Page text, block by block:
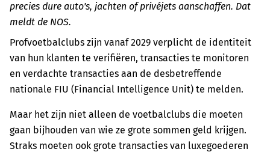
precies dure auto's, jachten of privéjets aanschaffen. Dat
meldt de NOS.
Profvoetbalclubs zijn vanaf 2029 verplicht de identiteit
van hun klanten te verifiëren, transacties te monitoren
en verdachte transacties aan de desbetreffende
nationale FIU (Financial Intelligence Unit) te melden.
Maar het zijn niet alleen de voetbalclubs die moeten
gaan bijhouden van wie ze grote sommen geld krijgen.
Straks moeten ook grote transacties van luxegoederen